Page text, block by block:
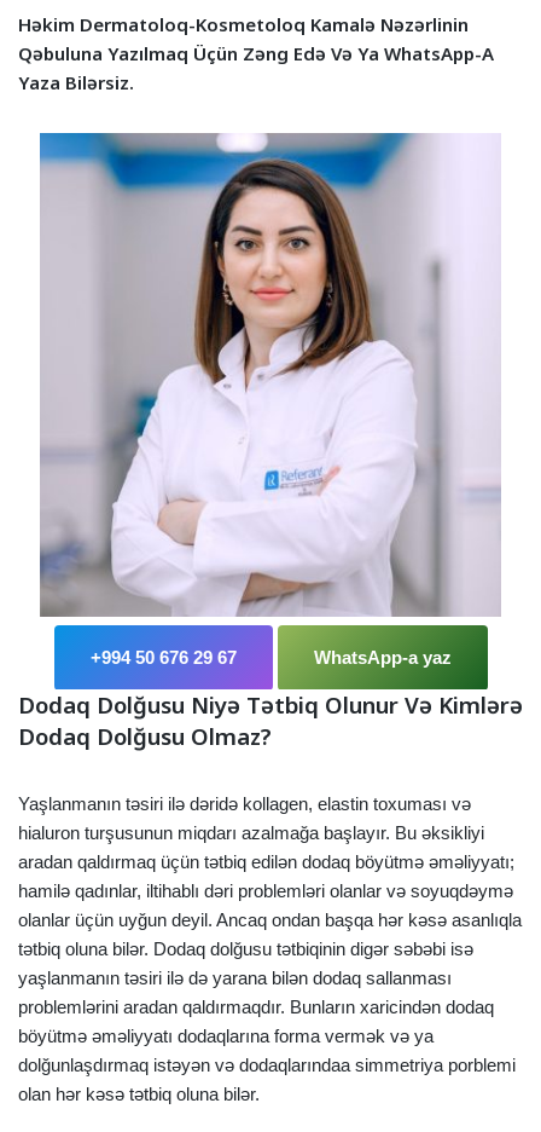
Həkim Dermatoloq-Kosmetoloq Kamalə Nəzərlinin
Qəbuluna Yazılmaq Üçün Zəng Edə Və Ya WhatsApp-A
Yaza Bilərsiz.
+994 50 676 29 67 WhatsApp-a yaz
Dodaq Dolğusu Niyə Tətbiq Olunur Və Kimlərə
Dodaq Dolğusu Olmaz?
Yaşlanmanın təsiri ilə dəridə kollagen, elastin toxuması və
hialuron turşusunun miqdarı azalmağa başlayır. Bu əksikliyi
aradan qaldırmaq üçün tətbiq edilən dodaq böyütmə əməliyyatı;
hamilə qadınlar, iltihablı dəri problemləri olanlar və soyuqdəymə
olanlar üçün uyğun deyil. Ancaq ondan başqa hər kəsə asanlıqla
tətbiq oluna bilər. Dodaq dolğusu tətbiqinin digər səbəbi isə
yaşlanmanın təsiri ilə də yarana bilən dodaq sallanması
problemlərini aradan qaldırmaqdır. Bunların xaricindən dodaq
böyütmə əməliyyatı dodaqlarına forma vermək və ya
dolğunlaşdırmaq istəyən və dodaqlarındaa simmetriya porblemi
olan hər kəsə tətbiq oluna bilər.